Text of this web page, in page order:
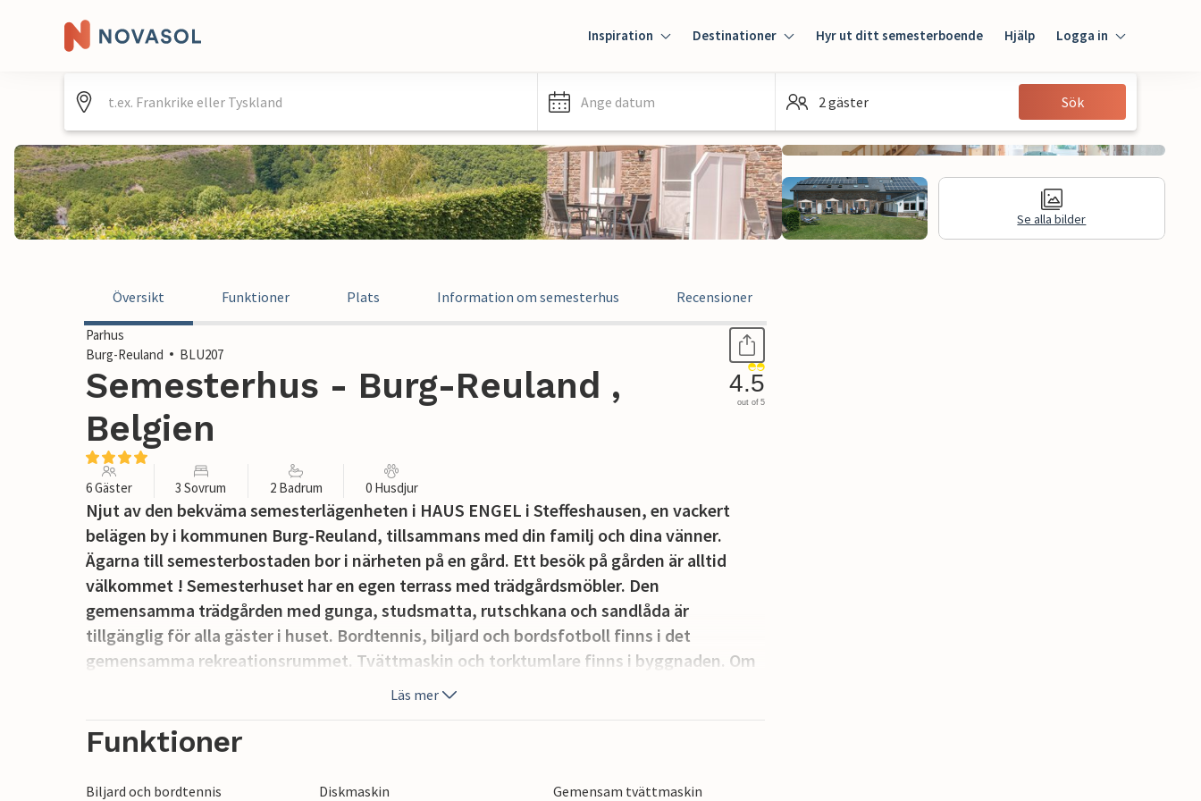
Inspiration Destinationer Hyr ut ditt semesterboende Hjälp Logga in
Gäst
Ange datum 2 gäster Sök
Se alla bilder
Översikt Funktioner Plats Information om semesterhus Recensioner
Parhus
Burg-Reuland
BLU207
Semesterhus - Burg-Reuland ,
Belgien
4.5
out of 5
6 Gäster 3 Sovrum 2 Badrum 0 Husdjur
Njut av den bekväma semesterlägenheten i HAUS ENGEL i Steffeshausen, en vackert
belägen by i kommunen Burg-Reuland, tillsammans med din familj och dina vänner.
Ägarna till semesterbostaden bor i närheten på en gård. Ett besök på gården är alltid
välkommet ! Semesterhuset har en egen terrass med trädgårdsmöbler. Den
gemensamma trädgården med gunga, studsmatta, rutschkana och sandlåda är
tillgänglig för alla gäster i huset. Bordtennis, biljard och bordsfotboll finns i det
gemensamma rekreationsrummet. Tvättmaskin och torktumlare finns i byggnaden. Om
du reser med en större grupp kan du boka lägenheterna BLU204, BLU205, BLU206 eller
Upplev en härlig semester i detta semesterhus i östra Belgien, den tyskspråkiga delen av
Kulturälskare kan besöka många museer, slott, kyrkor och kapell. Följ den vackra
Läs mer
Funktioner
Biljard och bordtennis Diskmaskin
Gemensam tvättmaskin